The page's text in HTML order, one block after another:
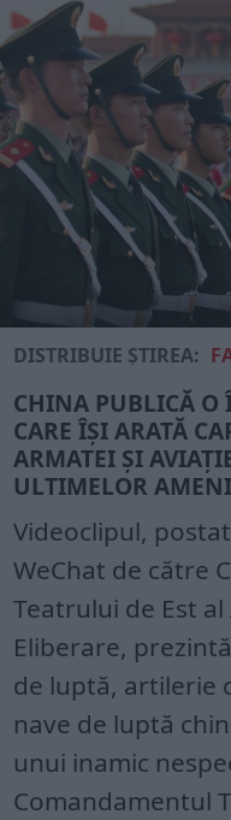
DISTRIBUIE ȘTIREA:
CHINA PUBLICĂ O
CARE ÎȘI ARATĂ
ARMATEI ȘI
ULTIMELOR
Videoclipul,
WeChat de către
Teatrului de Est
Eliberare,
de luptă, artilerie
nave de luptă
unui inamic
Comandamentul